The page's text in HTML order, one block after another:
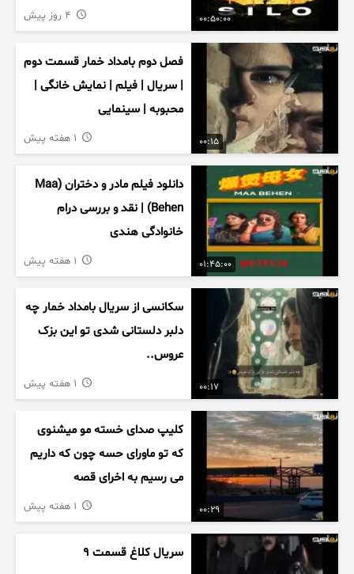
00:50:00
00:15
فصل دوم بامداد خمار قسمت دوم
| سریال | فیلم | نمایش خانگی |
محبوبه | سینمایی
01:45:00
دانلود فیلم مادر و دختران (Maa
Behen) | نقد و بررسی درام
خانوادگی هندی
00:17
سکانسی از سریال بامداد خمار چه
دلبر دلستانی شدی تو این بزک
عروس..
00:29
کلیپ صدای خسته مو میشنوی
که تو ماورای حسه چون که داریم
می رسیم به اخرای قصه
سریال کلاغ قسمت 9